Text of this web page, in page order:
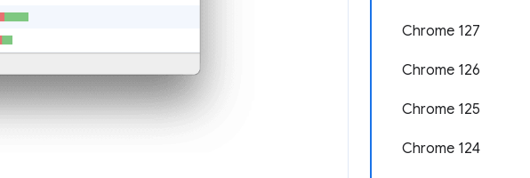
Chrome 127
Chrome 126
Chrome 125
Chrome 124